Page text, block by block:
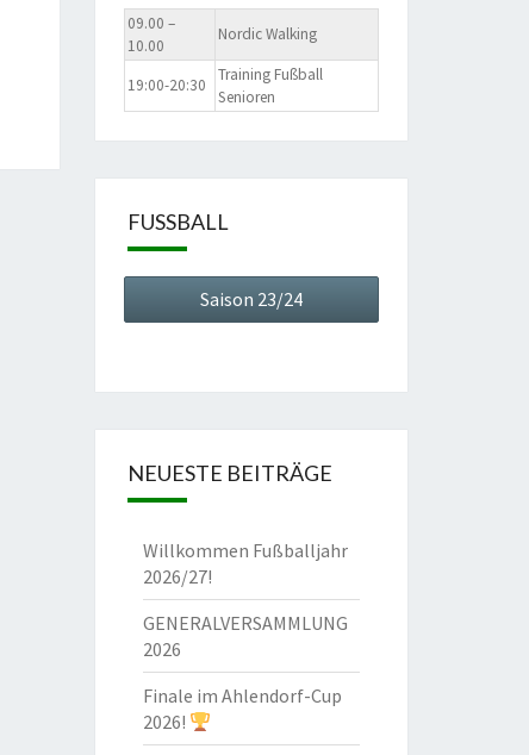
09.00 –
10.00
Nordic Walking
19:00-20:30
Training Fußball
Senioren
FUSSBALL
Saison 23/24
NEUESTE BEITRÄGE
Willkommen Fußballjahr
2026/27!
GENERALVERSAMMLUNG
2026
Finale im Ahlendorf-Cup
2026!